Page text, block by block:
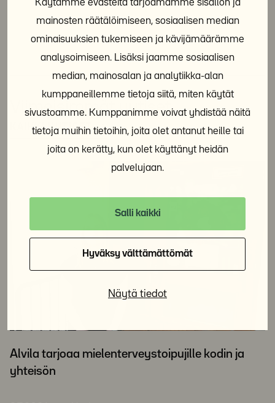
Käytämme evästeitä tarjoamamme sisällön ja
mainosten räätälöimiseen, sosiaalisen median
ominaisuuksien tukemiseen ja kävijämäärämme
analysoimiseen. Lisäksi jaamme sosiaalisen
median, mainosalan ja analytiikka-alan
kumppaneillemme tietoja siitä, miten käytät
sivustoamme. Kumppanimme voivat yhdistää näitä
tietoja muihin tietoihin, joita olet antanut heille tai
joita on kerätty, kun olet käyttänyt heidän
palvelujaan.
Salli kaikki
Hyväksy välttämättömät
Näytä tiedot
Viimeisimmät uutiset
KAIKKI UUTISET
Alvila tarjoaa mielenterveystoipujille kodin ja
yhteisön